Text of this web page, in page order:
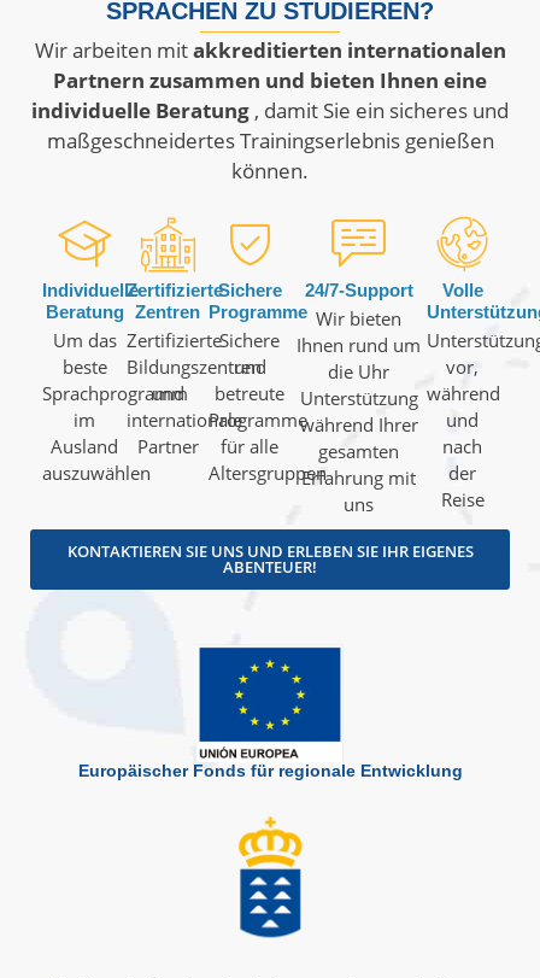
SPRACHEN ZU STUDIEREN?
Wir arbeiten mitakkreditierten internationalen
Partnern zusammen und bieten Ihnen eine
individuelle Beratung , damit Sie ein sicheres und
maßgeschneidertes Trainingserlebnis genießen
können.
Individuelle
Beratung
Um das
beste
Sprachprogramm
im
Ausland
auszuwählen
Zertifizierte
Zentren
Zertifizierte
Bildungszentren
und
internationale
Partner
Sichere
Programme
Sichere
und
betreute
Programme
für alle
Altersgruppen
24/7-Support
Wir bieten
Ihnen rund um
die Uhr
Unterstützung
während Ihrer
gesamten
Erfahrung mit
uns
Volle
vor,
während
und
nach
der
Reise
KONTAKTIEREN SIE UNS UND ERLEBEN SIE IHR EIGENES
ABENTEUER!
Europäischer Fonds für regionale Entwicklung